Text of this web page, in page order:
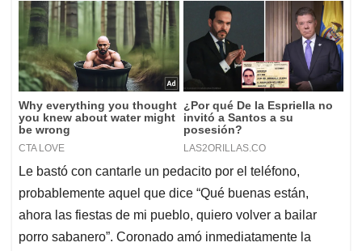
Le bastó con cantarle un pedacito por el teléfono,
probablemente aquel que dice “Qué buenas están,
ahora las fiestas de mi pueblo, quiero volver a bailar
porro sabanero”. Coronado amó inmediatamente la